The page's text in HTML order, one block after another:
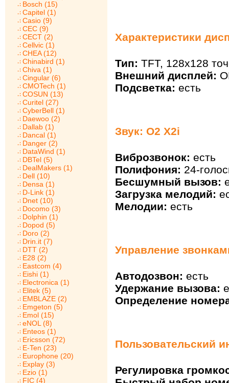
Bosch (15)
Capitel (1)
Casio (9)
CEC (9)
CECT (2)
Cellvic (1)
CHEA (12)
Chinabird (1)
Chiva (1)
Cingular (6)
CMOTech (1)
COSUN (13)
Curitel (27)
CyberBell (1)
Daewoo (2)
Dallab (1)
Dancal (1)
Danger (2)
DataWind (1)
DBTel (5)
DealMakers (1)
Dell (10)
Densa (1)
D-Link (1)
Dnet (10)
Docomo (3)
Dolphin (1)
Dopod (5)
Doro (2)
Drin.it (7)
DTT (2)
E28 (2)
Eastcom (4)
Eishi (1)
Electronica (1)
Elitek (5)
EMBLAZE (2)
Emgeton (5)
Emol (15)
eNOL (8)
Enteos (1)
Ericsson (72)
E-Ten (23)
Europhone (20)
Explay (3)
Ezio (1)
FIC (4)
Характеристики
Тип: TFT, 128x128
Внешний дисплей:
Подсветка: есть
Звук: O2 X2i
Виброзвонок: есть
Полифония: 24-
Бесшумный вызов:
Загрузка мелодий:
Мелодии: есть
Управление
Автодозвон: есть
Удержание вызова:
Определение
Пользовательский
Регулировка